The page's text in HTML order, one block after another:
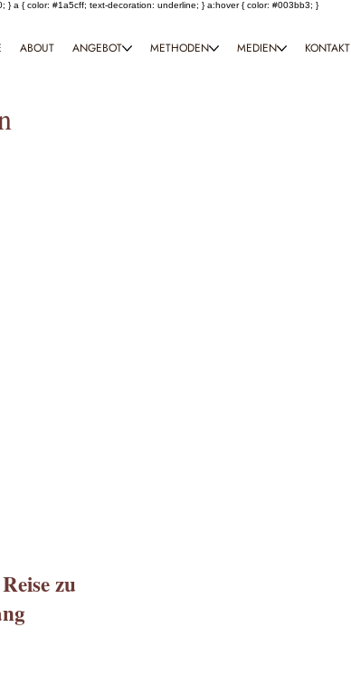
a { color: #1a5cff; text-decoration: underline; } a:hover { color: #003bb3; }
ABOUT ANGEBOT METHODEN MEDIEN KONTAKT
zu